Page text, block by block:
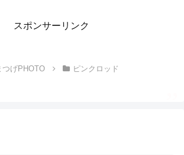
スポンサーリンク
つげPHOTO ピンクロッド